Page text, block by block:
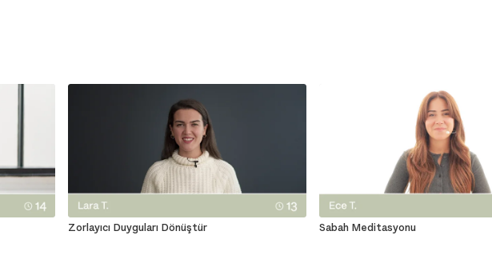
Zorlayıcı Duyguları Dönüştür Sabah Meditasyonu